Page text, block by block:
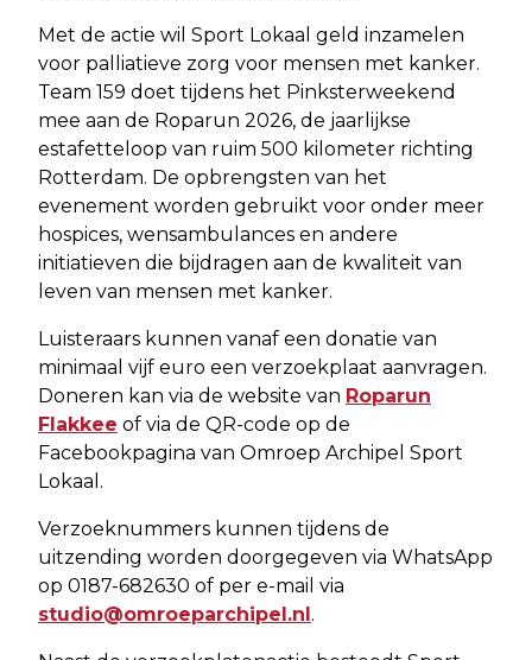
Met de actie wil Sport Lokaal geld inzamelen
voor palliatieve zorg voor mensen met kanker.
Team 159 doet tijdens het Pinksterweekend
mee aan de Roparun 2026, de jaarlijkse
estafetteloop van ruim 500 kilometer richting
Rotterdam. De opbrengsten van het
evenement worden gebruikt voor onder meer
hospices, wensambulances en andere
initiatieven die bijdragen aan de kwaliteit van
leven van mensen met kanker.
Luisteraars kunnen vanaf een donatie van
minimaal vijf euro een verzoekplaat aanvragen.
Doneren kan via de website van Roparun
Flakkee of via de QR-code op de
Facebookpagina van Omroep Archipel Sport
Lokaal.
Verzoeknummers kunnen tijdens de
uitzending worden doorgegeven via WhatsApp
op 0187-682630 of per e-mail via
studio@omroeparchipel.nl.